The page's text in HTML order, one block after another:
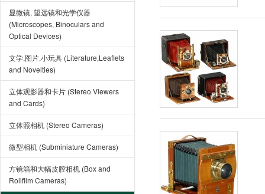
显微镜, 望远镜和光学仪器
(Microscopes, Binoculars and
Optical Devices)
文学,图片,小玩具 (Literature,Leaflets
and Novelties)
立体观影器和卡片 (Stereo Viewers
and Cards)
立体照相机 (Stereo Cameras)
微型相机 (Subminiature Cameras)
方镜箱和大幅皮腔相机 (Box and
Rollfilm Cameras)